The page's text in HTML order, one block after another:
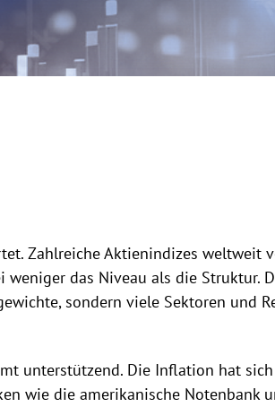
Zahlreiche Aktienindizes weltweit
das Niveau als die Struktur.
sondern viele Sektoren und
unterstützend. Die Inflation hat
wie die amerikanische Notenbank